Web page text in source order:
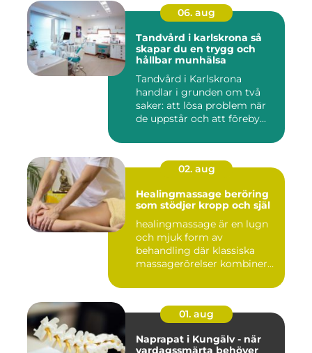
06. aug
Tandvård i karlskrona så
skapar du en trygg och
hållbar munhälsa
Tandvård i Karlskrona
handlar i grunden om två
saker: att lösa problem när
de uppstår och att föreby...
02. aug
Healingmassage beröring
som stödjer kropp och själ
healingmassage är en lugn
och mjuk form av
behandling där klassiska
massagerörelser kombineras
01. aug
Naprapat i Kungälv - när
vardagssmärta behöver